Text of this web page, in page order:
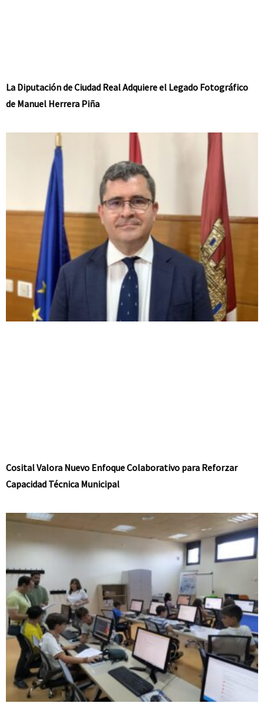
La Diputación de Ciudad Real Adquiere el Legado Fotográfico
de Manuel Herrera Piña
Cosital Valora Nuevo Enfoque Colaborativo para Reforzar
Capacidad Técnica Municipal